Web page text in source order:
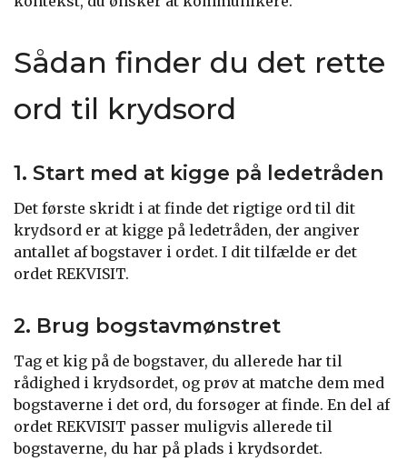
Sådan finder du det rette
ord til krydsord
1. Start med at kigge på ledetråden
Det første skridt i at finde det rigtige ord til dit
krydsord er at kigge på ledetråden, der angiver
antallet af bogstaver i ordet. I dit tilfælde er det
ordet REKVISIT.
2. Brug bogstavmønstret
Tag et kig på de bogstaver, du allerede har til
rådighed i krydsordet, og prøv at matche dem med
bogstaverne i det ord, du forsøger at finde. En del af
ordet REKVISIT passer muligvis allerede til
bogstaverne, du har på plads i krydsordet.